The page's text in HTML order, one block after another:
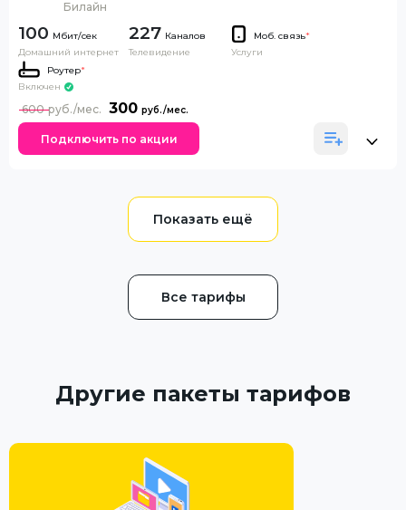
Билайн
100
Домашний интернет
227 Каналов
Телевидение
Моб. связь*
Услуги
Роутер*
Включен
300
600
Подключить по акции
Все тарифы
Другие пакеты тарифов